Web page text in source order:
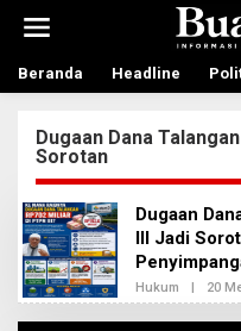
t
Beranda Headline
Dugaan Dana
Sorotan
Dugaan
III Jadi
Hukum | 20